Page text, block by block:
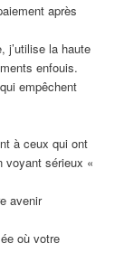
après
j’utilise la haute
enfouis.
empêchent
à ceux qui ont
voyant sérieux «
avenir
où votre